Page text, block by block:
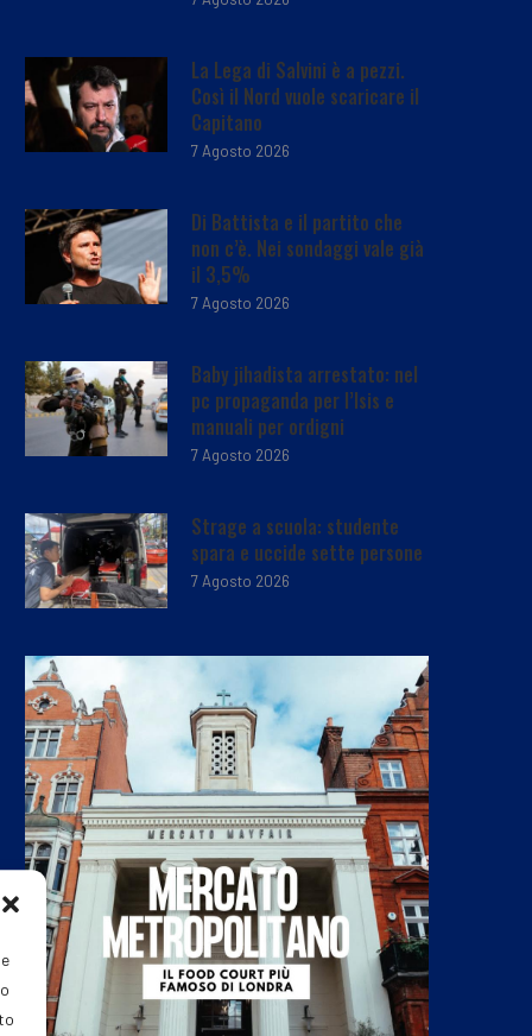
La Lega di Salvini è a pezzi.
Così il Nord vuole scaricare il
Capitano
7 Agosto 2026
Di Battista e il partito che
non c’è. Nei sondaggi vale già
il 3,5%
7 Agosto 2026
Baby jihadista arrestato: nel
pc propaganda per l’Isis e
manuali per ordigni
7 Agosto 2026
Strage a scuola: studente
spara e uccide sette persone
7 Agosto 2026